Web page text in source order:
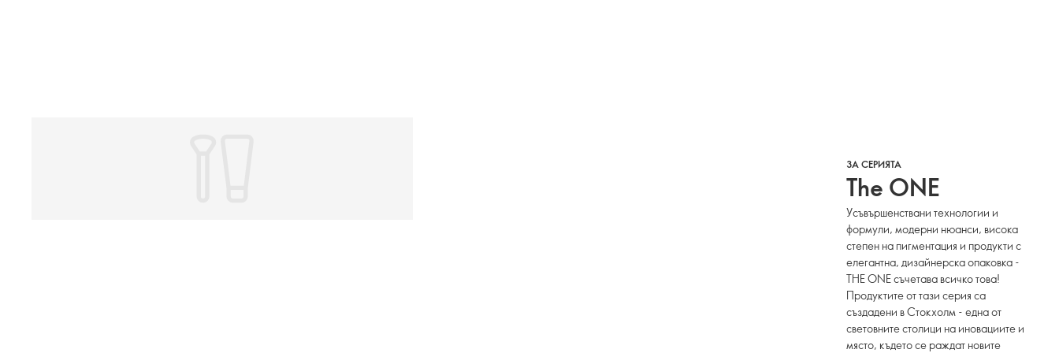
ЗА СЕРИЯТА
The ONE
Усъвършенствани технологии и
формули, модерни нюанси, висока
степен на пигментация и продукти с
елегантна, дизайнерска опаковка -
THE ONE съчетава всичко това!
Продуктите от тази серия са
създадени в Стокхолм - една от
световните столици на иновациите и
място, където се раждат новите